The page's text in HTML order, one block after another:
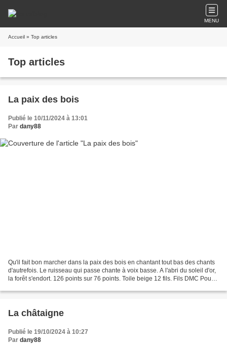
MENU
Accueil » Top articles
Top articles
La paix des bois
Publié le 10/11/2024 à 13:01
Par dany88
Qu'il fait bon marcher dans la paix des bois en chantant tout bas des chants
d'autrefois. Le ruisseau qui passe chante à voix basse. A l'abri du soleil d'or,
la forêt s'endort. 126 points sur 76 points. Toile beige 12 fils. Fils DMC Pour
La châtaigne
Publié le 19/10/2024 à 10:27
Par dany88